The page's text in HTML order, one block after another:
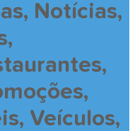
Notícias,
Veículos,